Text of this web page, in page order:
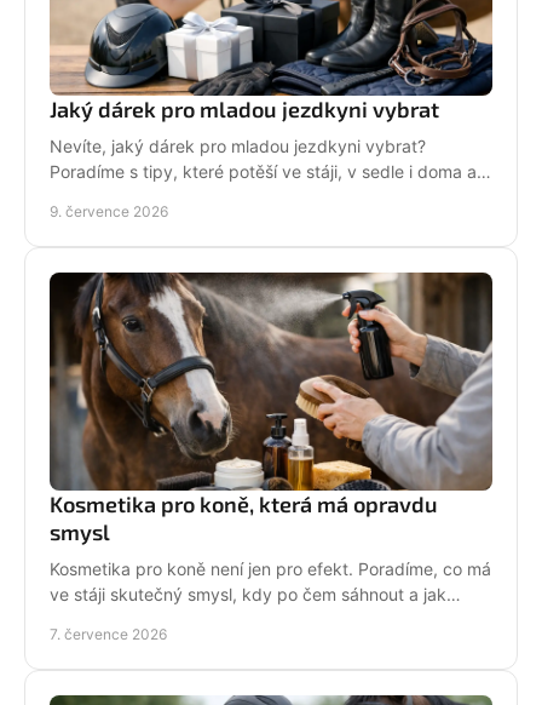
Jaký dárek pro mladou jezdkyni vybrat
Nevíte, jaký dárek pro mladou jezdkyni vybrat?
Poradíme s tipy, které potěší ve stáji, v sedle i doma a
9. července 2026
Kosmetika pro koně, která má opravdu
smysl
Kosmetika pro koně není jen pro efekt. Poradíme, co má
ve stáji skutečný smysl, kdy po čem sáhnout a jak
7. července 2026